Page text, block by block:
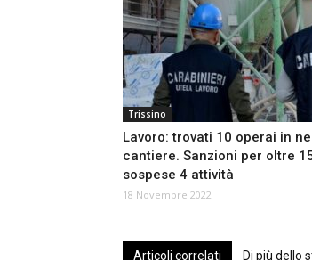
Trissino
Lavoro: trovati 10 operai in
cantiere. Sanzioni per oltre
sospese 4 attività
18 Novembre 2022
Articoli correlati Di più dello